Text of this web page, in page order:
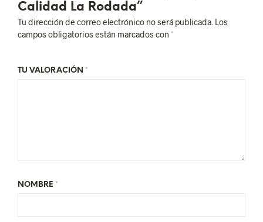
Calidad La Rodada”
Tu dirección de correo electrónico no será publicada. Los
campos obligatorios están marcados con *
TU VALORACIÓN *
NOMBRE *